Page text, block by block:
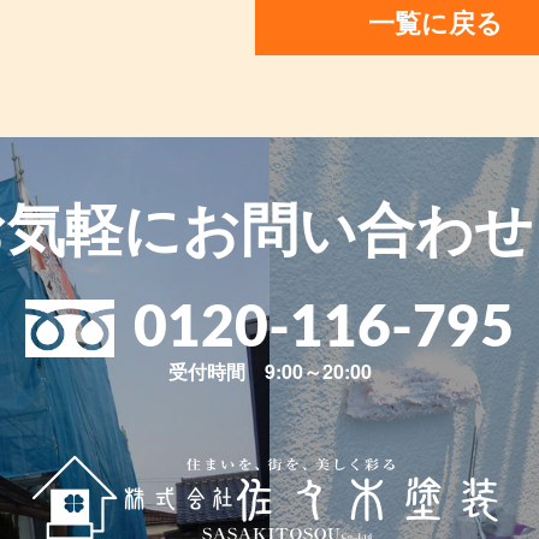
一覧に戻る
軽にお問い合わ
0120-116-795
受付時間 9:00～20:00